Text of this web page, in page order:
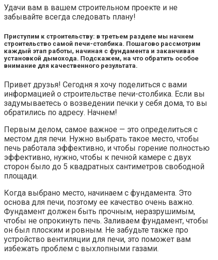
Удачи вам в вашем строительном проекте и не
забывайте всегда следовать плану!
Приступим к строительству: в третьем разделе мы начнем
строительство самой печи-столбика. Пошагово рассмотрим
каждый этап работы, начиная с фундамента и заканчивая
установкой дымохода. Подскажем, на что обратить особое
внимание для качественного результата.
Привет друзья! Сегодня я хочу поделиться с вами
информацией о строительстве печи-столбика. Если вы
задумываетесь о возведении печки у себя дома, то вы
обратились по адресу. Начнем!
Первым делом, самое важное — это определиться с
местом для печи. Нужно выбрать такое место, чтобы
печь работала эффективно, и чтобы горение полностью
эффективно, нужно, чтобы к печной камере с двух
сторон было до 5 квадратных сантиметров свободной
площади.
Когда выбрано место, начинаем с фундамента. Это
основа для печи, поэтому ее качество очень важно.
Фундамент должен быть прочным, неразрушимым,
чтобы не опрокинуть печь. Заливаем фундамент, чтобы
он был плоским и ровным. Не забудьте также про
устройство вентиляции для печи, это поможет вам
избежать проблем с выхлопными газами.